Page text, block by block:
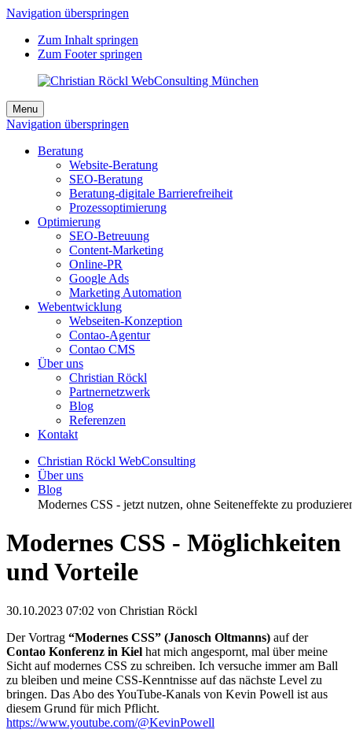
Navigation überspringen
Zum Inhalt springen
Zum Footer springen
Menu
Navigation überspringen
Beratung
Website-Beratung
SEO-Beratung
Beratung-digitale Barrierefreiheit
Prozessoptimierung
Optimierung
SEO-Betreuung
Content-Marketing
Online-PR
Google Ads
Marketing Automation
Webentwicklung
Webseiten-Konzeption
Contao-Agentur
Contao CMS
Über uns
Christian Röckl
Partnernetzwerk
Blog
Referenzen
Kontakt
Christian Röckl WebConsulting
Über uns
Blog
Modernes CSS - jetzt nutzen, ohne Seiteneffekte zu
Modernes CSS - Möglichkeiten
und Vorteile
30.10.2023 07:02 von Christian Röckl
Der Vortrag “Modernes CSS” (Janosch Oltmanns) auf der
Contao Konferenz in Kiel hat mich angespornt, mal über meine
Sicht auf modernes CSS zu schreiben. Ich versuche immer am Ball
zu bleiben und meine CSS-Kenntnisse auf das nächste Level zu
bringen. Das Abo des YouTube-Kanals von Kevin Powell ist aus
diesem Grund für mich Pflicht.
https://www.youtube.com/@KevinPowell